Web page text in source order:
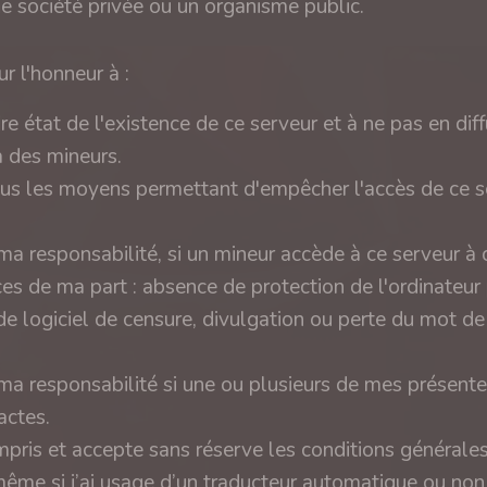
société privée ou un organisme public.
l'honneur à :
état de l'existence de ce serveur et à ne pas en
des mineurs.
les moyens permettant d'empêcher l'accès de ce
responsabilité, si un mineur accède à ce serveur à
de ma part : absence de protection de l'ordinateur
logiciel de censure, divulgation ou perte du mot
responsabilité si une ou plusieurs de mes
et accepte sans réserve les conditions